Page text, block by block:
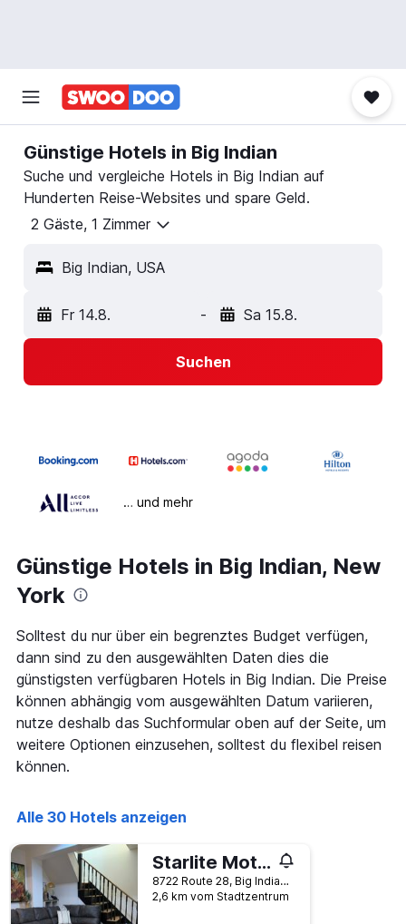
Günstige Hotels in Big Indian
Suche und vergleiche Hotels in Big Indian auf
Hunderten Reise-Websites und spare Geld.
2 Gäste, 1 Zimmer
Big Indian, USA
Fr 14.8. - Sa 15.8.
Suchen
… und mehr
Günstige Hotels in Big Indian, New
York
Solltest du nur über ein begrenztes Budget verfügen,
dann sind zu den ausgewählten Daten dies die
günstigsten verfügbaren Hotels in Big Indian. Die Preise
können abhängig vom ausgewählten Datum variieren,
nutze deshalb das Suchformular oben auf der Seite, um
weitere Optionen einzusehen, solltest du flexibel reisen
können.
Alle 30 Hotels anzeigen
Starlite Motel
8722 Route 28, Big Indian, NY, USA
2,6 km vom Stadtzentrum